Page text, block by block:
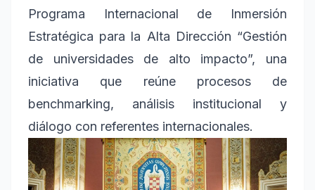
Programa Internacional de Inmersión
Estratégica para la Alta Dirección “Gestión
de universidades de alto impacto”, una
iniciativa que reúne procesos de
benchmarking, análisis institucional y
diálogo con referentes internacionales.